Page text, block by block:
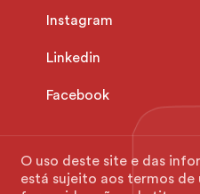
Instagram
Linkedin
Facebook
O uso deste site e das
está sujeito aos termos de